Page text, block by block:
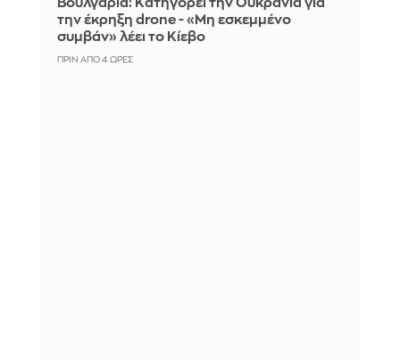
Βουλγαρία: Κατηγορεί την Ουκρανία για
την έκρηξη drone - «Μη εσκεμμένο
συμβάν» λέει το Κίεβο
ΠΡΙΝ ΑΠΌ 4 ΏΡΕΣ